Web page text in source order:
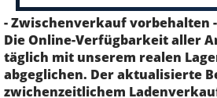
- Zwischenverkauf vorbehalten -
Die Online-Verfügbarkeit aller
täglich mit unserem realen
abgeglichen. Der aktualisierte
zwichenzeitlichem